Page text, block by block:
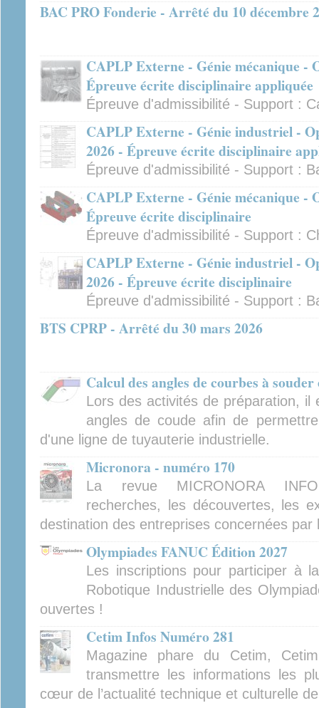
BAC PRO Fonderie - Arrêté du 10 décembre
CAPLP Externe - Génie mécanique -
Épreuve écrite disciplinaire appliquée
Épreuve d'admissibilité - Support :
CAPLP Externe - Génie industriel -
2026 - Épreuve écrite disciplinaire
Épreuve d'admissibilité - Support :
CAPLP Externe - Génie mécanique -
Épreuve écrite disciplinaire
Épreuve d'admissibilité - Support :
CAPLP Externe - Génie industriel -
2026 - Épreuve écrite disciplinaire
Épreuve d'admissibilité - Support :
BTS CPRP - Arrêté du 30 mars 2026
Calcul des angles de courbes à
Lors des activités de préparation, il
angles de coude afin de
d'une ligne de tuyauterie industrielle.
Micronora - numéro 170
La revue MICRONORA
recherches, les découvertes, les
destination des entreprises concernées
Olympiades FANUC Édition 2027
Les inscriptions pour participer à
Robotique Industrielle des
ouvertes !
Cetim Infos Numéro 281
Magazine phare du Cetim,
transmettre les informations les
cœur de l’actualité technique et culturelle